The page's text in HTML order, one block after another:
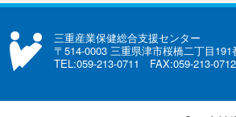
三重産業保健総合支援センター
〒514-0003 三重県津市桜橋二丁目
TEL:059-213-0711 FAX:059-213-